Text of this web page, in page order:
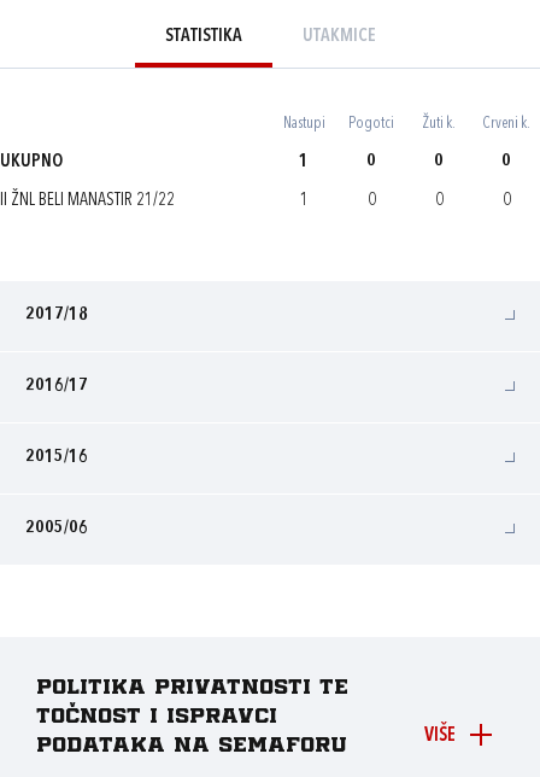
STATISTIKA UTAKMICE
Nastupi Pogotci Žuti k. Crveni k.
UKUPNO 1 0 0 0
II ŽNL BELI MANASTIR 21/22 1 0 0 0
2017/18
2016/17
2015/16
2005/06
VIŠE
Politika privatnosti te
točnost i ispravci
podataka na Semaforu